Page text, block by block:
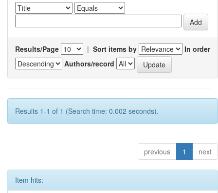
Results/Page | Sort items by
In order
Authors/record
Results 1-1 of 1 (Search time: 0.002 seconds).
previous 1 next
Item hits: